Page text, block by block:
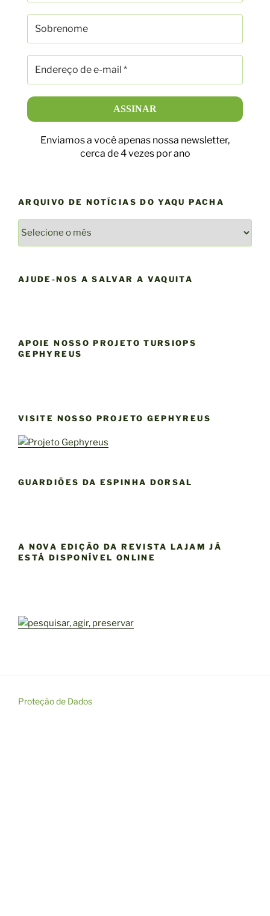
Enviamos a você apenas nossa newsletter,
cerca de 4 vezes por ano
ARQUIVO DE NOTÍCIAS DO YAQU PACHA
ARQUIVO
YAQU
AJUDE-NOS A SALVAR A VAQUITA
APOIE NOSSO PROJETO TURSIOPS
GEPHYREUS
VISITE NOSSO PROJETO GEPHYREUS
GUARDIÕES DA ESPINHA DORSAL
A NOVA EDIÇÃO DA REVISTA LAJAM JÁ
ESTÁ DISPONÍVEL ONLINE
Proteção de Dados